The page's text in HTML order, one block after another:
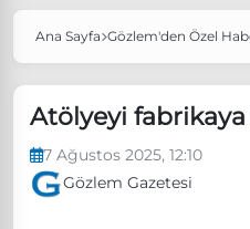
Popüler Aramalar
Özgür Özel, Ekrem
Ünlü çift bir etkinliğe
Ana Sayfa Gözlem'den Özel
Atölyeyi
7 Ağustos 2025, 12:10
Gözlem Gazetesi